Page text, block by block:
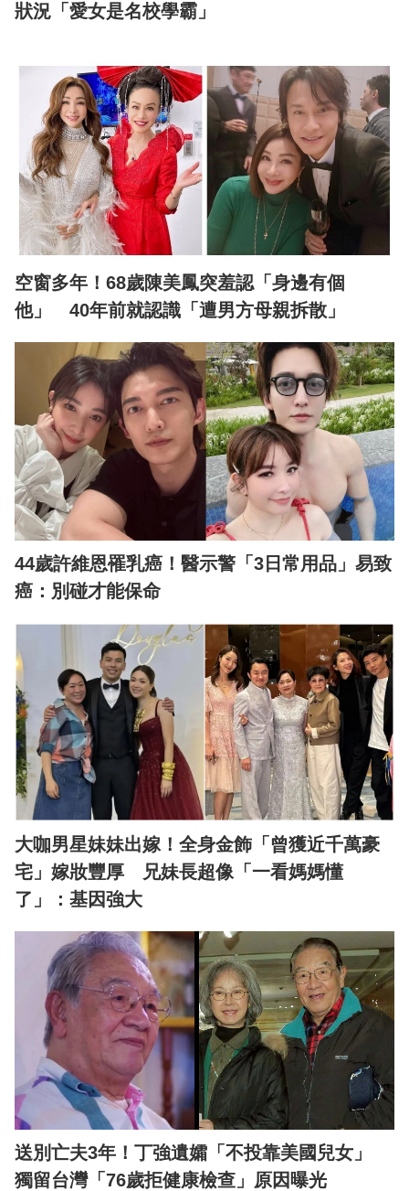
狀況「愛女是名校學霸」
空窗多年！68歲陳美鳳突羞認「身邊有個
他」 40年前就認識「遭男方母親拆散」
44歲許維恩罹乳癌！醫示警「3日常用品」易致
癌：別碰才能保命
大咖男星妹妹出嫁！全身金飾「曾獲近千萬豪
宅」嫁妝豐厚 兄妹長超像「一看媽媽懂
了」：基因強大
送別亡夫3年！丁強遺孀「不投靠美國兒女」
獨留台灣「76歲拒健康檢查」原因曝光